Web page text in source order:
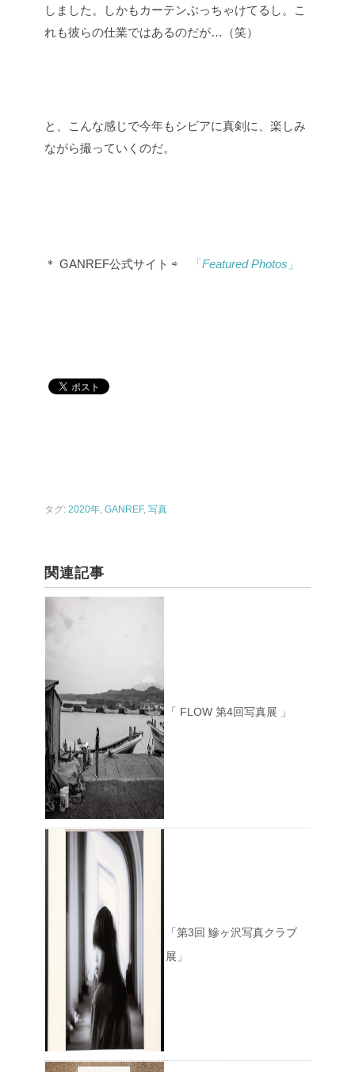
しました。しかもカーテンぶっちゃけてるし。こ
れも彼らの仕業ではあるのだが…（笑）
と、こんな感じで今年もシビアに真剣に、楽しみ
ながら撮っていくのだ。
＊ GANREF公式サイト ⇨ 「Featured Photos 」
タグ: 2020年, GANREF, 写真
関連記事
「 FLOW 第4回写真展 」
「第3回 鰺ヶ沢写真クラブ
展」